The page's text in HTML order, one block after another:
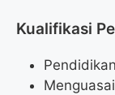
Kualifikasi